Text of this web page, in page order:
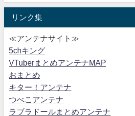
リンク集
≪アンテナサイト≫
5chキング
VTuberまとめアンテナMAP
おまとめ
キター！アンテナ
つべこアンテナ
ラブラドールまとめアンテナ